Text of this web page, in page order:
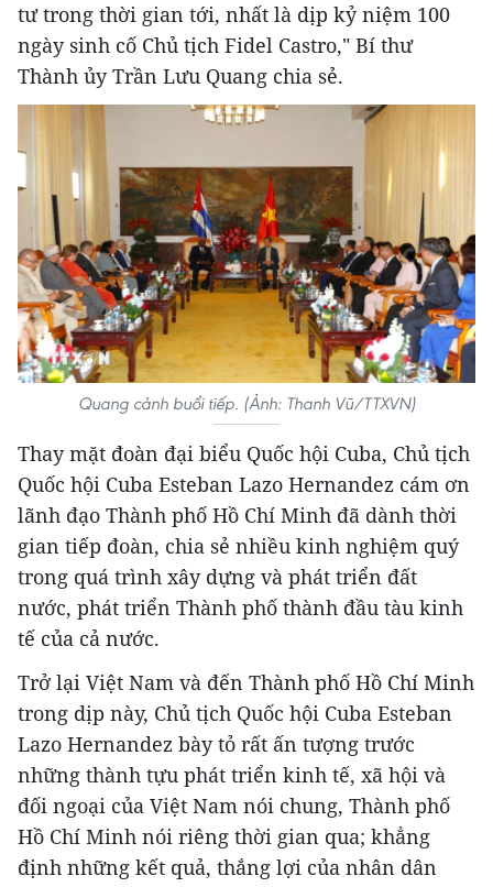
tư trong thời gian tới, nhất là dịp kỷ niệm 100
ngày sinh cố Chủ tịch Fidel Castro," Bí thư
Thành ủy Trần Lưu Quang chia sẻ.
Quang cảnh buổi tiếp. (Ảnh: Thanh Vũ/TTXVN)
Thay mặt đoàn đại biểu Quốc hội Cuba, Chủ tịch
Quốc hội Cuba Esteban Lazo Hernandez cám ơn
lãnh đạo Thành phố Hồ Chí Minh đã dành thời
gian tiếp đoàn, chia sẻ nhiều kinh nghiệm quý
trong quá trình xây dựng và phát triển đất
nước, phát triển Thành phố thành đầu tàu kinh
tế của cả nước.
Trở lại Việt Nam và đến Thành phố Hồ Chí Minh
trong dịp này, Chủ tịch Quốc hội Cuba Esteban
Lazo Hernandez bày tỏ rất ấn tượng trước
những thành tựu phát triển kinh tế, xã hội và
đối ngoại của Việt Nam nói chung, Thành phố
Hồ Chí Minh nói riêng thời gian qua; khẳng
định những kết quả, thắng lợi của nhân dân